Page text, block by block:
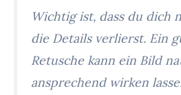
Wichtig ist, dass du dich
die Details verlierst. Ein
Retusche kann ein Bild
ansprechend wirken